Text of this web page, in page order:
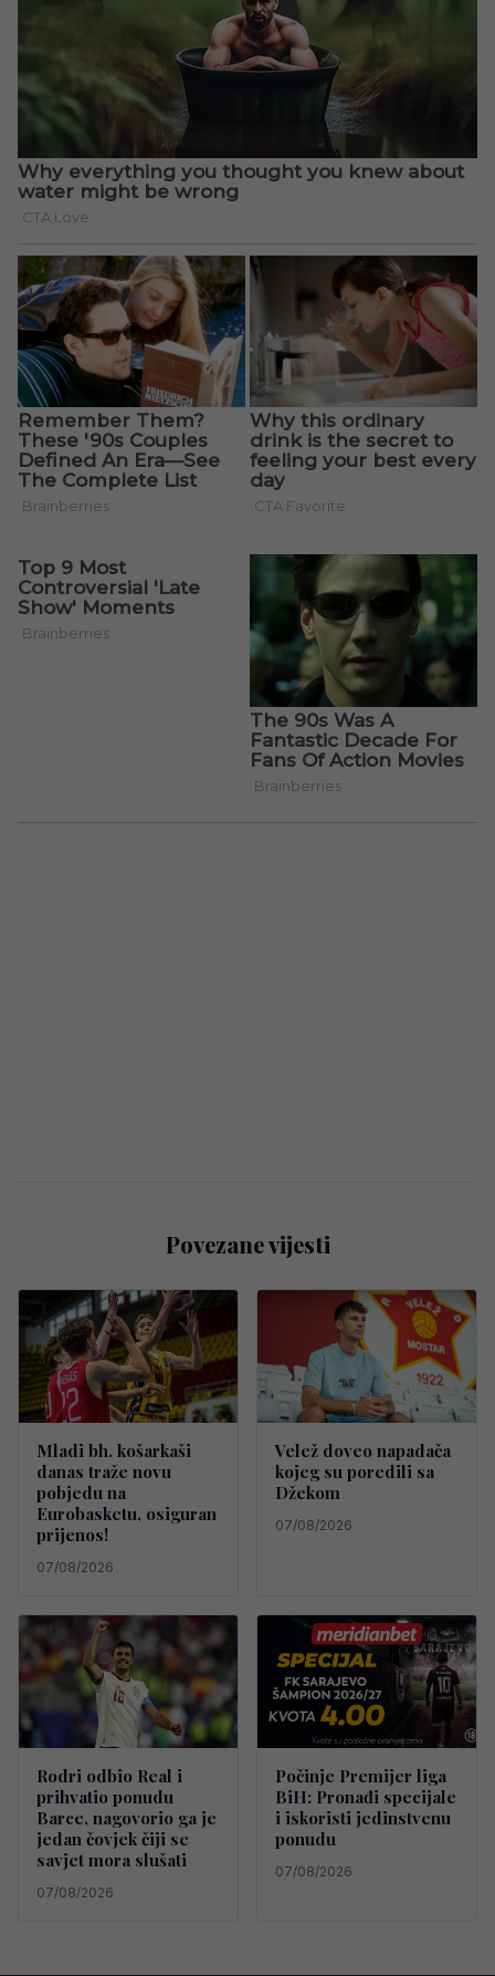
Povezane vijesti
Mladi bh. košarkaši
danas traže novu
pobjedu na
Eurobasketu, osiguran
prijenos!
07/08/2026
Velež doveo napadača
kojeg su poredili sa
Džekom
07/08/2026
Rodri odbio Real i
prihvatio ponudu
Barce, nagovorio ga je
jedan čovjek čiji se
savjet mora slušati
07/08/2026
Počinje Premijer liga
BiH: Pronađi specijale
i iskoristi jedinstvenu
ponudu
07/08/2026